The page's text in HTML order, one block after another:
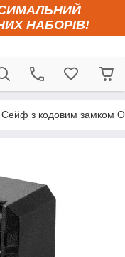
НАБОРІВ!
Сейф з кодовим замком